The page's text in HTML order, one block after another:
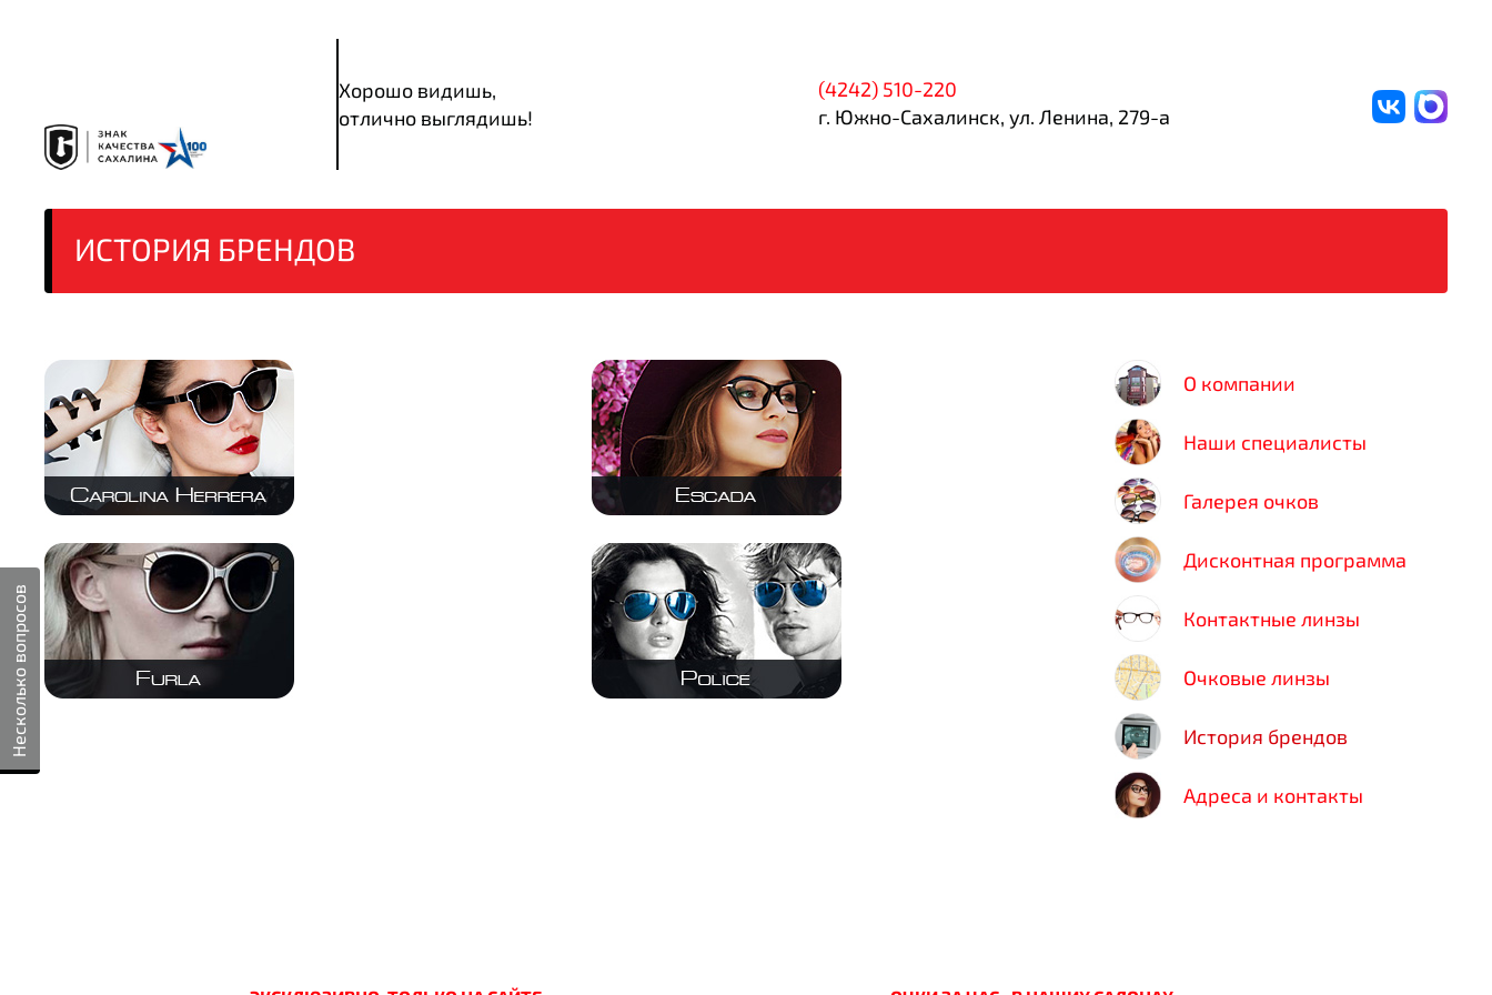
Несколько вопросов
Хорошо видишь,
отлично выглядишь!
(4242) 510-220
г. Южно-Сахалинск, ул. Ленина, 279-а
ИСТОРИЯ БРЕНДОВ
О компании
Наши специалисты
Галерея очков
Дисконтная программа
Контактные линзы
Очковые линзы
История брендов
Адреса и контакты